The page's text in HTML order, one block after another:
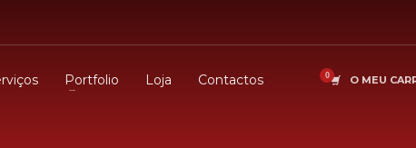
Portfolio Loja Contactos O MEU